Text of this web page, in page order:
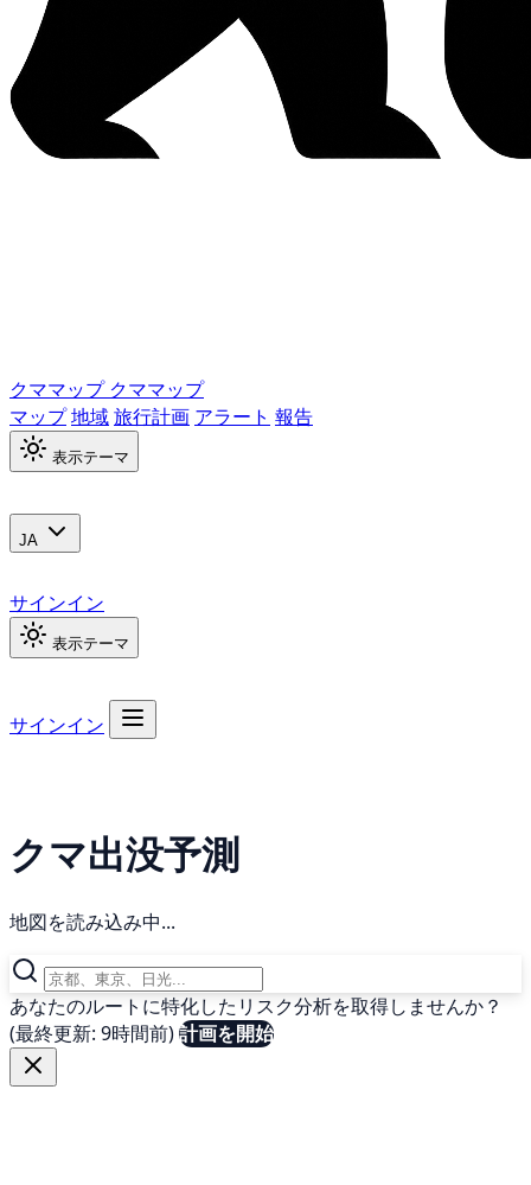
クママップ クママップ
マップ地域旅行計画 アラート 報告
表示テーマ
JA
サインイン
表示テーマ
サインイン
クマ出没予測
地図を読み込み中...
あなたのルートに特化したリスク分析を取得しませんか？
(最終更新: 9時間前)計画を開始